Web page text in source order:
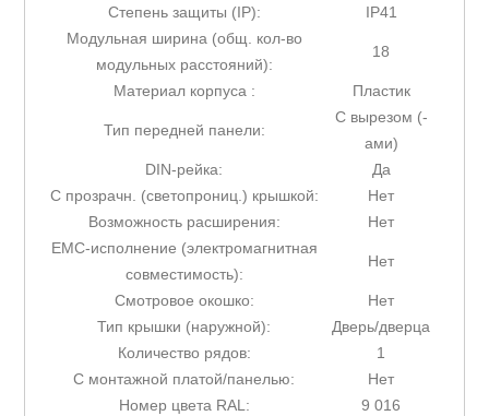
Степень защиты (IP):
IP41
Модульная ширина (общ. кол-во
модульных расстояний):
18
Материал корпуса : Пластик
Тип передней панели:
С вырезом (-
ами)
DIN-рейка:
Да
С прозрачн. (светопрониц.) крышкой:
Нет
Возможность расширения:
Нет
EMC-исполнение (электромагнитная
совместимость):
Нет
Смотровое окошко:
Нет
Тип крышки (наружной):
Дверь/дверца
Количество рядов:
1
С монтажной платой/панелью:
Нет
Номер цвета RAL:
9 016